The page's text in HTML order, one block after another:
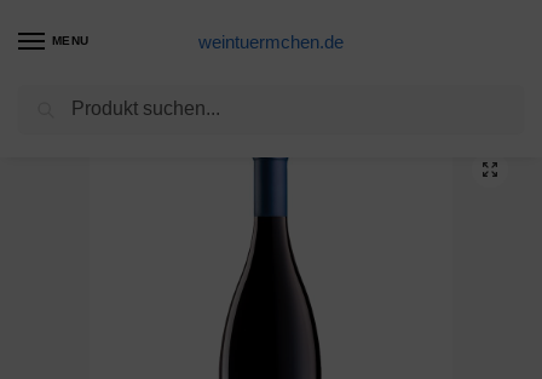
MENU weintuermchen.de
Weine 2020 La Venga